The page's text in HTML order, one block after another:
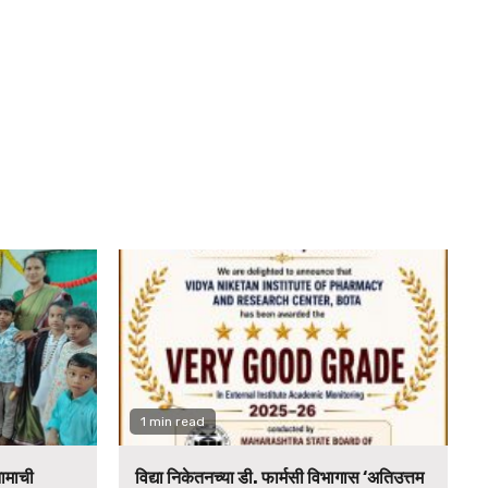
1 min read
विद्या निकेतनच्या डी. फार्मसी विभागास ‘अतिउत्तम